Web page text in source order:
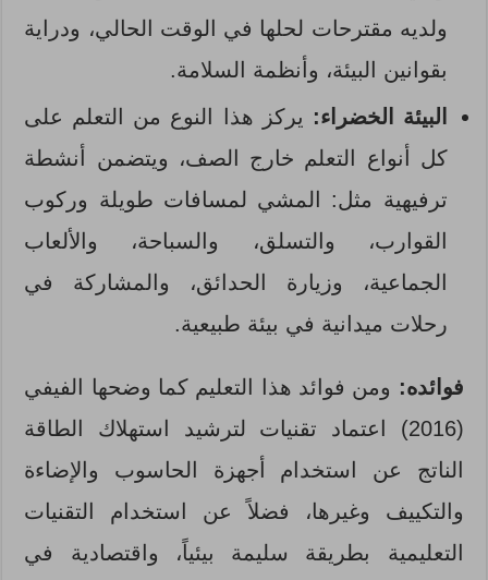
ولديه مقترحات لحلها في الوقت الحالي، ودراية
بقوانين البيئة، وأنظمة السلامة.
البيئة الخضراء: يركز هذا النوع من التعلم على
كل أنواع التعلم خارج الصف، ويتضمن أنشطة
ترفيهية مثل: المشي لمسافات طويلة وركوب
القوارب، والتسلق، والسباحة، والألعاب
الجماعية، وزيارة الحدائق، والمشاركة في
رحلات ميدانية في بيئة طبيعية.
فوائده: ومن فوائد هذا التعليم كما وضحها الفيفي
(2016) اعتماد تقنيات لترشيد استهلاك الطاقة
الناتج عن استخدام أجهزة الحاسوب والإضاءة
والتكييف وغيرها، فضلاً عن استخدام التقنيات
التعليمية بطريقة سليمة بيئياً، واقتصادية في